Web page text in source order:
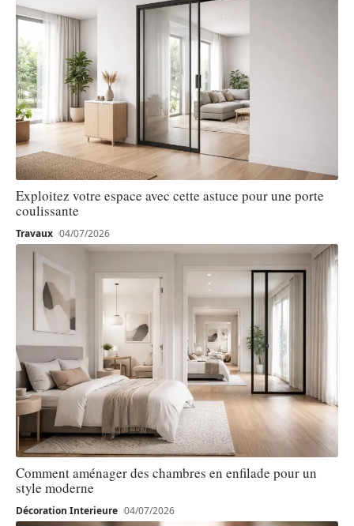
Exploitez votre espace avec cette astuce pour une porte
coulissante
Travaux 04/07/2026
Comment aménager des chambres en enfilade pour un
style moderne
Décoration Interieure 04/07/2026